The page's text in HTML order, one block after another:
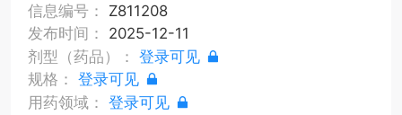
信息编号： Z811208
发布时间： 2025-12-11
剂型（药品）：登录可见
规格：登录可见
用药领域：登录可见